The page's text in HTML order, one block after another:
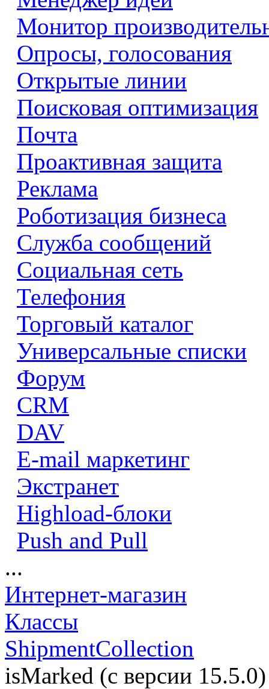
Монитор
Опросы, голосования
Открытые линии
Поисковая оптимизация
Почта
Проактивная защита
Реклама
Роботизация бизнеса
Служба сообщений
Социальная сеть
Телефония
Торговый каталог
Универсальные списки
Форум
CRM
DAV
E-mail маркетинг
Экстранет
Highload-блоки
Push and Pull
...
Интернет-магазин
Классы
ShipmentCollection
isMarked (с версии 15.5.0)